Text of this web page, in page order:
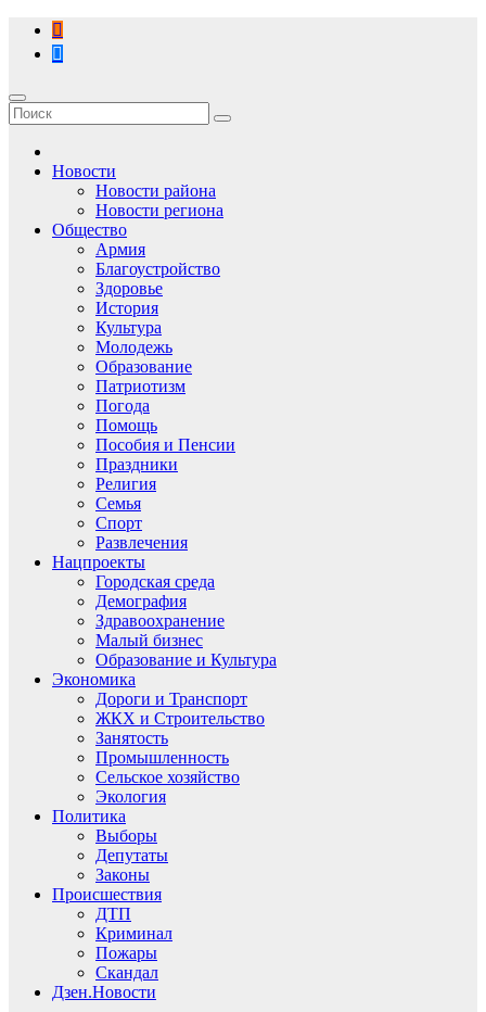
Перейти
содержимому
Новости
Новости района
Новости региона
Общество
Армия
Благоустройство
Здоровье
История
Культура
Молодежь
Образование
Патриотизм
Погода
Помощь
Пособия и Пенсии
Праздники
Религия
Семья
Спорт
Развлечения
Нацпроекты
Городская среда
Демография
Здравоохранение
Малый бизнес
Образование и Культура
Экономика
Дороги и Транспорт
ЖКХ и Строительство
Занятость
Промышленность
Сельское хозяйство
Экология
Политика
Выборы
Депутаты
Законы
Происшествия
ДТП
Криминал
Пожары
Скандал
Дзен.Новости